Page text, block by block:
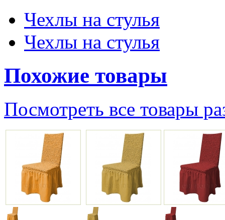
Чехлы на стулья
Чехлы на стулья
Похожие товары
Посмотреть все товары